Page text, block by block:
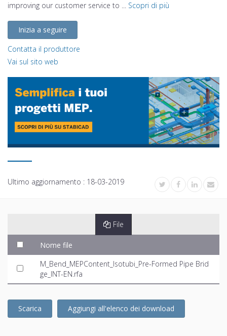
improving our customer service to ... Scopri di più
Inizia a seguire
Contatta il produttore
Vai sul sito web
Ultimo aggiornamento : 18-03-2019
File
Nome file
M_Bend_MEPContent_Isotubi_Pre-Formed Pipe Brid
ge_INT-EN.rfa
Scarica Aggiungi all'elenco dei download